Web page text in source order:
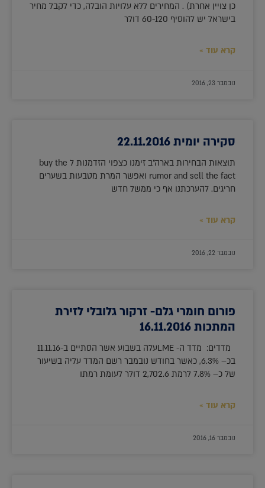
כן צויין אחרת) . המחירים ללא עלויות הובלה, כדי לקבל מחיר
בישראל יש להוסיף 60-120 דולר
קרא עוד »
נובמבר 23, 2016
סקירה יומית 22.11.2016
תוצאות הבחירות בארה"ב זימנו כצפוי הזדמנות ל buy the
rumor and sell the fact ואפשר המרת מטבעות בשערים
חריגים. להערכתנו אף כי ממשל חדש
קרא עוד »
נובמבר 22, 2016
פורום חומרי גלם- זרקור גלובלי לזירת
המתכות 16.11.2016
מדדים: מדד ה- LMEעלה בשבוע אשר הסתיים ב-11.11.16
בכ– 6.3%, כאשר בחודש נובמבר רשם המדד עליה בשיעור
של כ– 7.8% לרמת 2,702.6 דולר לעומת רמתו
קרא עוד »
נובמבר 16, 2016